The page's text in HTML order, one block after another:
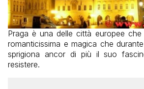
Praga è una delle città europee
romanticissima e magica che
sprigiona ancor di più il suo
resistere.